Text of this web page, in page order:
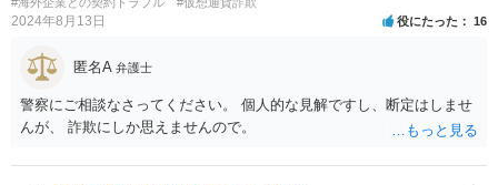
2024年8月13日 役にたった 16
匿名A 弁護士
警察にご相談なさってください。 個人的な見解ですし、断定はしませ
んが、 詐欺にしか思えませんので。